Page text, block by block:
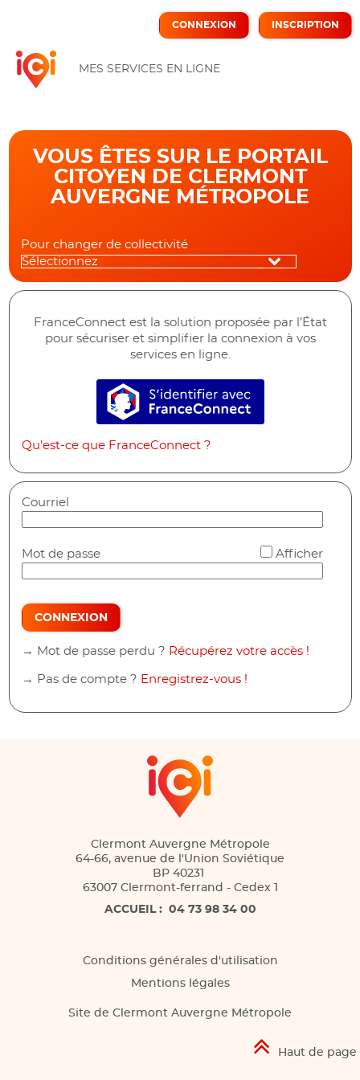
ICI
MES SERVICES EN LIGNE
CONNEXION INSCRIPTION
VOUS ÊTES SUR LE PORTAIL
CITOYEN DE CLERMONT
AUVERGNE MÉTROPOLE
Pour changer de collectivité
FranceConnect est la solution proposée par l’État
pour sécuriser et simplifier la connexion à vos
services en ligne.
S’identifier avec
Qu’est-ce que FranceConnect ?
Courriel
Mot de passe Afficher
CONNEXION
→ Mot de passe perdu ? Récupérez votre accès !
→ Pas de compte ? Enregistrez-vous !
Clermont Auvergne Métropole
64-66, avenue de l'Union Soviétique
BP 40231
63007 Clermont-ferrand - Cedex 1
ACCUEIL : 04 73 98 34 00
Conditions générales d'utilisation
Mentions légales
Site de Clermont Auvergne Métropole
Haut de page